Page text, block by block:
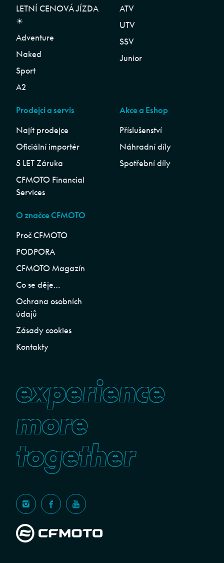
LETNÍ CENOVÁ JÍZDA
☀︎
Adventure
Naked
Sport
A2
ATV
UTV
SSV
Junior
Prodejci a servis
Najít prodejce
Oficiální importér
5 LET Záruka
CFMOTO Financial
Services
Akce a Eshop
Příslušenství
Náhradní díly
Spotřební díly
O značce CFMOTO
Proč CFMOTO
PODPORA
CFMOTO Magazín
Co se děje…
Ochrana osobních
údajů
Zásady cookies
Kontakty
experience
more
together